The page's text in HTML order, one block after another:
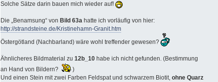
Solche Sätze darin bauen mich wieder auf!
Die „Benamsung“ von Bild 63a hatte ich vorläufig von hier:
http://strandsteine.de/Kristinehamn-Granit.htm
Östergötland (Nachbarland) wäre wohl treffender gewesen?
Ähnlicheres Bildmaterial zu 12b_10 habe ich nicht gefunden. (Bestimmung
an Hand von Bildern?
)
Und einen Stein mit zwei Farben Feldspat und schwarzem Biotit, ohne Quarz